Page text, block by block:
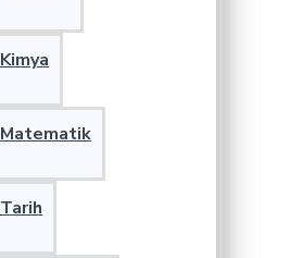
Kimya
Matematik
Tarih